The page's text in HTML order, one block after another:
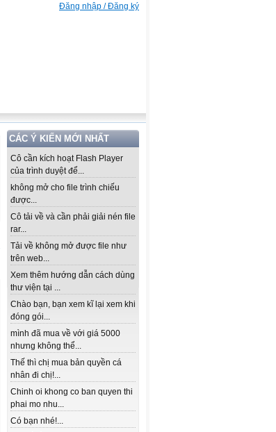
Đăng nhập / Đăng ký
CÁC Ý KIẾN MỚI NHẤT
Cô cần kích hoạt Flash Player
của trình duyệt để...
không mở cho file trình chiếu
được...
Cô tải về và cần phải giải nén file
rar...
Tải về không mở được file như
trên web...
Xem thêm hướng dẫn cách dùng
thư viện tại ...
Chào bạn, bạn xem kĩ lại xem khi
đóng gói...
mình đã mua về với giá 5000
nhưng không thể...
Thế thì chị mua bản quyền cá
nhân đi chị!...
Chinh oi khong co ban quyen thi
phai mo nhu...
Có bạn nhé!...